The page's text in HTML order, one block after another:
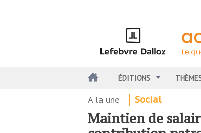
ÉDITIONS
A la une Social
Maintien de